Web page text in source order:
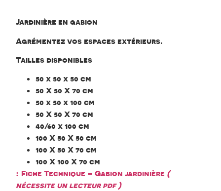
Jardinière en gabion
Agrémentez vos espaces extérieurs.
Tailles disponibles
50 x 50 x 50 cm
50 X 50 X 70 cm
50 x 50 x 100 cm
50 X 50 X 70 cm
40/60 x 100 cm
100 X 50 X 50 cm
100 X 50 X 70 cm
100 X 100 X 70 cm
: Fiche Technique – Gabion jardinière (
nécessite un lecteur pdf )